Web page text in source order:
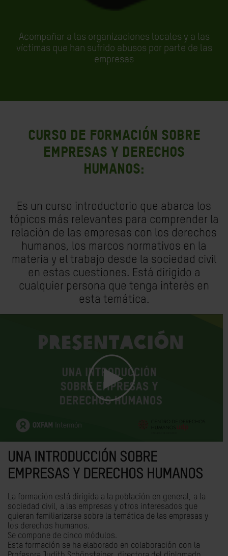
Acompañar a las organizaciones locales y a las
víctimas que han sufrido abusos por parte de las
empresas
Curso de Formación sobre
empresas y derechos
humanos:
Es un curso introductorio que abarca los
tópicos más relevantes para comprender la
relación de las empresas con los derechos
humanos, los marcos normativos en la
materia y el trabajo desde la sociedad civil
en estas cuestiones. Está dirigido a
cualquier persona que tenga interés en
esta temática.
UNA INTRODUCCIÓN SOBRE
EMPRESAS Y DERECHOS HUMANOS
La formación está dirigida a la población en general, a la
sociedad civil, a las empresas y otros interesados que
quieran familiarizarse sobre la temática de las empresas y
los derechos humanos.
Se compone de cinco módulos.
Esta formación se ha elaborado en colaboración con la